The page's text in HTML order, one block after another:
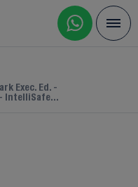
Exec. Ed. -
IntelliSafe...